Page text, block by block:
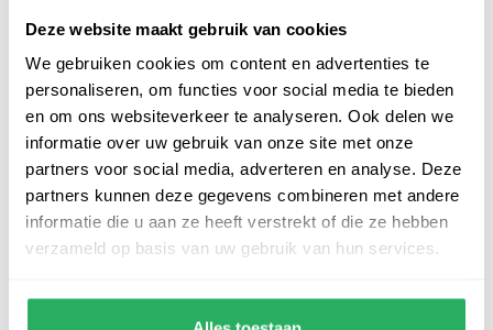
Deze website maakt gebruik van cookies
We gebruiken cookies om content en advertenties te
personaliseren, om functies voor social media te bieden
en om ons websiteverkeer te analyseren. Ook delen we
informatie over uw gebruik van onze site met onze
partners voor social media, adverteren en analyse. Deze
partners kunnen deze gegevens combineren met andere
informatie die u aan ze heeft verstrekt of die ze hebben
verzameld op basis van uw gebruik van hun services.
weersbestendig en onderhoudsvriendelijk. De houder is geschikt
voor
vlaggenstokken
eenvoudig te bevestigen aan vrijwel ieder balkon met verticale
spijlen. De vlaggenstokhouder heeft een breedte van 200mm en
een hoogte van 30mm. Aan de zijkanten van het plaatje zitten
gaten van circa 8 mm (gelegen op 10 mm vanaf de buitenzijde).
De foamtape zorgt ervoor dat de spijlen van het balkon
Plaatsen van de vlaggenstokhouder